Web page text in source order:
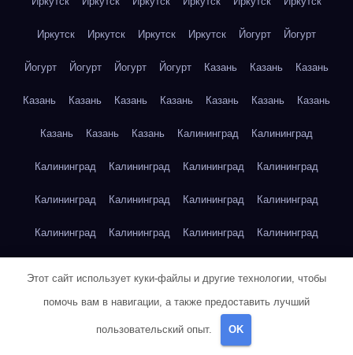
Иркутск Иркутск Иркутск Иркутск Йогурт Йогурт
Йогурт Йогурт Йогурт Йогурт Казань Казань Казань
Казань Казань Казань Казань Казань Казань Казань
Казань Казань Казань Калининград Калининград
Калининград Калининград Калининград Калининград
Калининград Калининград Калининград Калининград
Калининград Калининград Калининград Калининград
Капуста Капуста Капуста Капуста Капуста Капуста
Карта сайта Картофель Картофель
Этот сайт использует куки-файлы и другие технологии, чтобы
помочь вам в навигации, а также предоставить лучший
пользовательский опыт. OK